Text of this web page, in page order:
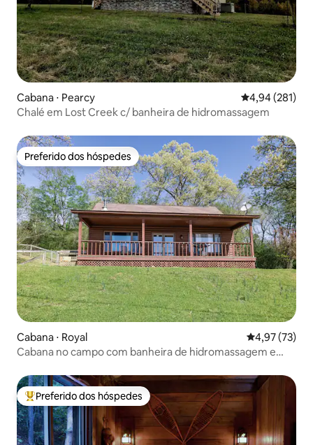
Cabana ⋅ Pearcy 4,94 de uma
4,94 (281)
Chalé em Lost Creek c/ banheira de hidromassagem
Preferido dos hóspedes
Preferido dos hóspedes
Cabana ⋅ Royal 4,97 de uma
4,97 (73)
Cabana no campo com banheira de hidromassagem e
Entre os melhores preferidos dos hóspedes
Preferido dos hóspedes